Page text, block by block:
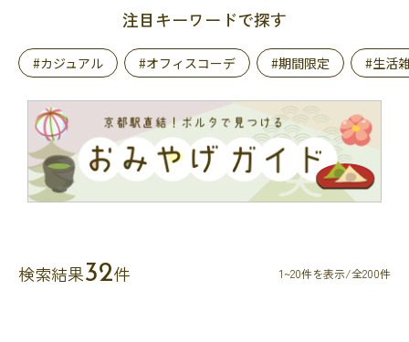
注目キーワードで探す
#カジュアル #オフィスコーデ #期間限定 #生活
検索結果32件 1~20件を表示/全200件